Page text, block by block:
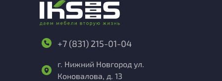
+7 (831) 215-01-04
г. Нижний Новгород ул.
Коновалова, д. 13